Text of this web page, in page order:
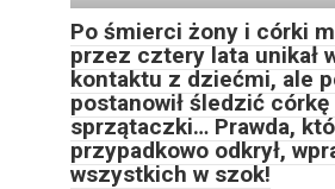
Po śmierci żony i córki
przez cztery lata unikał
kontaktu z dziećmi, ale
postanowił śledzić
sprzątaczki… Prawda,
przypadkowo odkrył,
wszystkich w szok!